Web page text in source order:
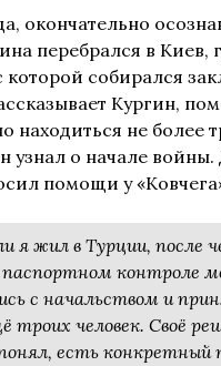
окончательно
перебрался в Киев,
которой собирался
Кургин,
находиться не более
узнал о начале
помощи у
я жил в Турции, после
контроле
с начальством и
троих человек. Своё
есть